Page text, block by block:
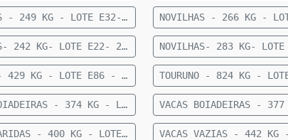
NOVILHAS - 249 KG - LOTE E32- 27 FÊMEAS ANELORADAS 12 A 15 MESES- 249 KG- 73 KM DE CAMAPUÃ
NOVILHAS- 242 KG- LOTE E22- 23 FEMEAS NELORE- 12 A 15 MESES- 242 KG- 70 KM DE CAMAPUA SENTIDO FIGUEIRAO
PRENHE - 429 KG - LOTE E86 - 18 FÊMEAS NELORE PRENHE (TERÇO FINAL) - 429 KG - 50 KM DE CAMAPUÃ SENTIDO PARAISO DAS AGUAS
VACAS BOIADEIRAS - 374 KG - LOTE E92 - 30 VACAS BOIADEIRAS NELORE - 374 KG - 50 KM DE CAMAPUÃ SENTIDO PARAÍSO
VACAS PARIDAS - 400 KG - LOTE E89 - 7 VACAS PARIDAS (4 MACHOS E 3 FÊMEAS) - 400 KG - 50 KM DE CAMAPUÃ SENTIDO PARAISO